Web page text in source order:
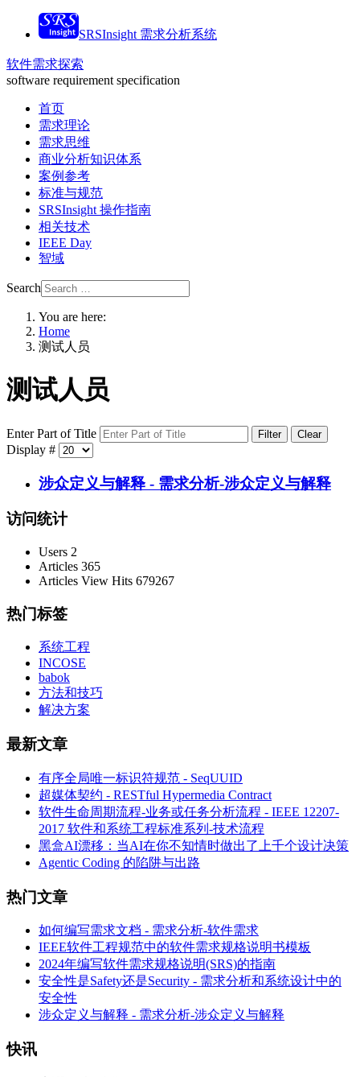
SRSInsight 需求分析系统
软件需求探索
software requirement specification
首页
需求理论
需求思维
商业分析知识体系
案例参考
标准与规范
SRSInsight 操作指南
相关技术
IEEE Day
智域
Search
You are here:
Home
测试人员
测试人员
Enter Part of Title Filter Clear
Display #
涉众定义与解释 - 需求分析-涉众定义与解释
访问统计
Users 2
Articles 365
Articles View Hits 679267
热门标签
系统工程
INCOSE
babok
方法和技巧
解决方案
最新文章
有序全局唯一标识符规范 - SeqUUID
超媒体契约 - RESTful Hypermedia Contract
软件生命周期流程-业务或任务分析流程 - IEEE 12207-
2017 软件和系统工程标准系列-技术流程
黑盒AI漂移：当AI在你不知情时做出了上千个设计决策
Agentic Coding 的陷阱与出路
热门文章
如何编写需求文档 - 需求分析-软件需求
IEEE软件工程规范中的软件需求规格说明书模板
2024年编写软件需求规格说明(SRS)的指南
安全性是Safety还是Security - 需求分析和系统设计中的
安全性
涉众定义与解释 - 需求分析-涉众定义与解释
快讯